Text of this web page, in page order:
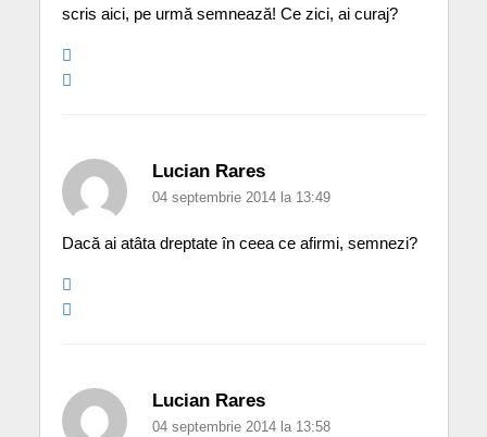
scris aici, pe urmă semnează! Ce zici, ai curaj?
Lucian Rares
04 septembrie 2014 la 13:49
Dacă ai atâta dreptate în ceea ce afirmi, semnezi?
Lucian Rares
04 septembrie 2014 la 13:58